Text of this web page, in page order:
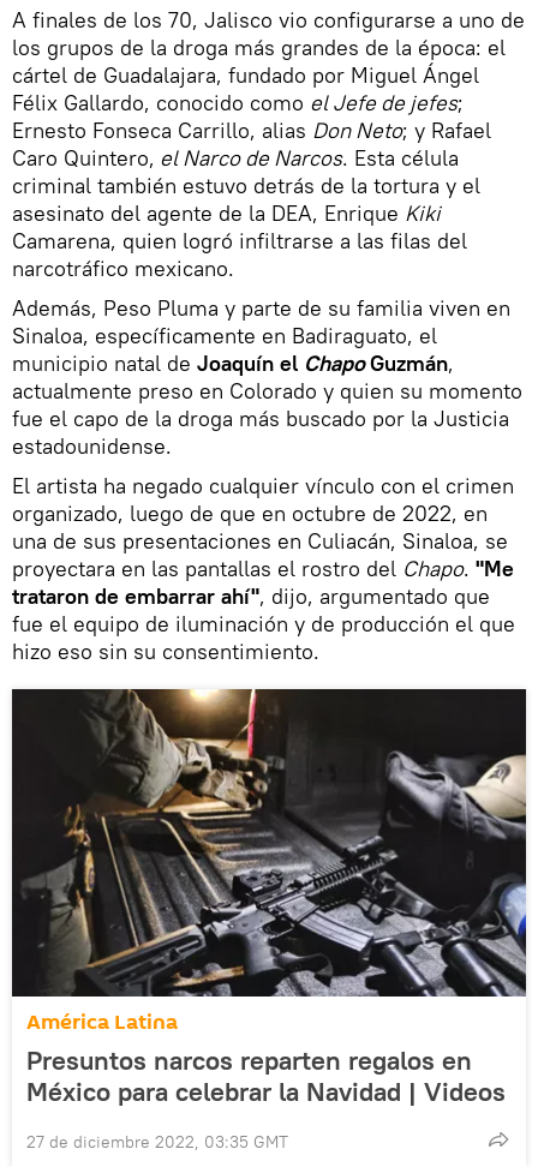
A finales de los 70, Jalisco vio configurarse a uno de
los grupos de la droga más grandes de la época: el
cártel de Guadalajara, fundado por Miguel Ángel
Félix Gallardo, conocido como el Jefe de jefes;
Ernesto Fonseca Carrillo, alias Don Neto; y Rafael
Caro Quintero, el Narco de Narcos. Esta célula
criminal también estuvo detrás de la tortura y el
asesinato del agente de la DEA, Enrique Kiki
Camarena, quien logró infiltrarse a las filas del
narcotráfico mexicano.
Además, Peso Pluma y parte de su familia viven en
Sinaloa, específicamente en Badiraguato, el
municipio natal de Joaquín el ChapoGuzmán,
actualmente preso en Colorado y quien su momento
fue el capo de la droga más buscado por la Justicia
estadounidense.
El artista ha negado cualquier vínculo con el crimen
organizado, luego de que en octubre de 2022, en
una de sus presentaciones en Culiacán, Sinaloa, se
proyectara en las pantallas el rostro del Chapo. "Me
trataron de embarrar ahí", dijo, argumentado que
fue el equipo de iluminación y de producción el que
hizo eso sin su consentimiento.
América Latina
Presuntos narcos reparten regalos en
México para celebrar la Navidad | Videos
27 de diciembre 2022, 03:35 GMT